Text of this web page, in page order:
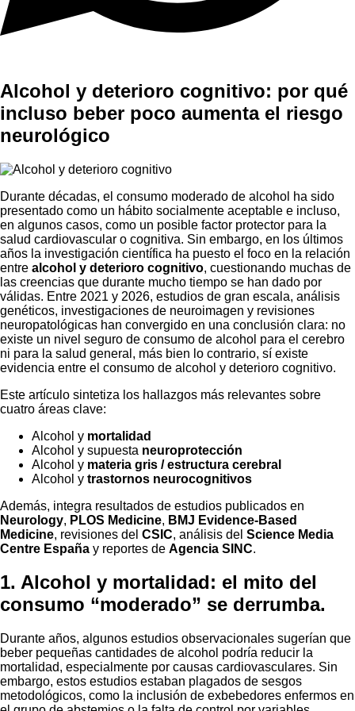
Alcohol y deterioro cognitivo: por qué
incluso beber poco aumenta el riesgo
neurológico
Durante décadas, el consumo moderado de alcohol ha sido
presentado como un hábito socialmente aceptable e incluso,
en algunos casos, como un posible factor protector para la
salud cardiovascular o cognitiva. Sin embargo, en los últimos
años la investigación científica ha puesto el foco en la relación
entre alcohol y deterioro cognitivo, cuestionando muchas de
las creencias que durante mucho tiempo se han dado por
válidas. Entre 2021 y 2026, estudios de gran escala, análisis
genéticos, investigaciones de neuroimagen y revisiones
neuropatológicas han convergido en una conclusión clara: no
existe un nivel seguro de consumo de alcohol para el cerebro
ni para la salud general, más bien lo contrario, sí existe
evidencia entre el consumo de alcohol y deterioro cognitivo.
Este artículo sintetiza los hallazgos más relevantes sobre
cuatro áreas clave:
Alcohol y mortalidad
Alcohol y supuesta neuroprotección
Alcohol y materia gris / estructura cerebral
Alcohol y trastornos neurocognitivos
Además, integra resultados de estudios publicados en
Neurology, PLOS Medicine, BMJ Evidence-Based
Medicine, revisiones del CSIC, análisis del Science Media
Centre España y reportes de Agencia SINC.
1. Alcohol y mortalidad: el mito del
consumo “moderado” se derrumba.
Durante años, algunos estudios observacionales sugerían que
beber pequeñas cantidades de alcohol podría reducir la
mortalidad, especialmente por causas cardiovasculares. Sin
embargo, estos estudios estaban plagados de sesgos
metodológicos, como la inclusión de exbebedores enfermos en